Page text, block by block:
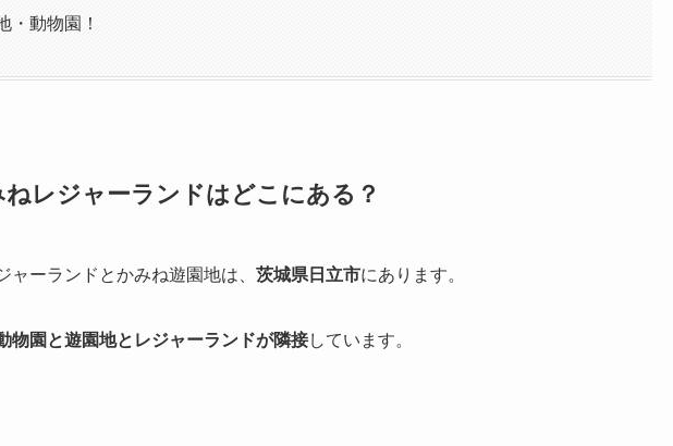
・動物園！
レジャーランドはどこにある？
ーランドとかみね遊園地は、 茨城県日立市にあります。
物園と遊園地とレジャーランドが隣接しています。